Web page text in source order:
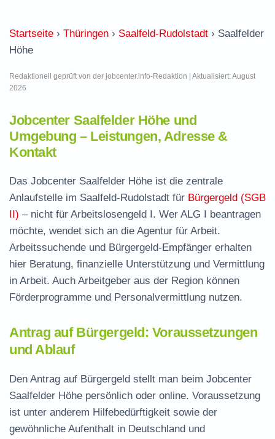
Startseite › Thüringen › Saalfeld-Rudolstadt › Saalfelder
Höhe
Redaktionell geprüft von der jobcenter.info-Redaktion | Aktualisiert: August
2026
Jobcenter Saalfelder Höhe und
Umgebung – Leistungen, Adresse &
Kontakt
Das Jobcenter Saalfelder Höhe ist die zentrale
Anlaufstelle im Saalfeld-Rudolstadt für Bürgergeld (SGB
II) – nicht für Arbeitslosengeld I. Wer ALG I beantragen
möchte, wendet sich an die Agentur für Arbeit.
Arbeitssuchende und Bürgergeld-Empfänger erhalten
hier Beratung, finanzielle Unterstützung und Vermittlung
in Arbeit. Auch Arbeitgeber aus der Region können
Förderprogramme und Personalvermittlung nutzen.
Antrag auf Bürgergeld: Voraussetzungen
und Ablauf
Den Antrag auf Bürgergeld stellt man beim Jobcenter
Saalfelder Höhe persönlich oder online. Voraussetzung
ist unter anderem Hilfebedürftigkeit sowie der
gewöhnliche Aufenthalt in Deutschland und